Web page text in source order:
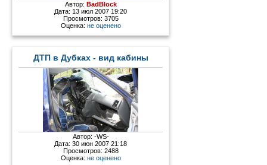
Автор: BadBlock
Дата: 13 июл 2007 19:20
Просмотров: 3705
Оценка: не оценено
ДТП в Дубках - вид кабины
Автор: -WS-
Дата: 30 июн 2007 21:18
Просмотров: 2488
Оценка: не оценено